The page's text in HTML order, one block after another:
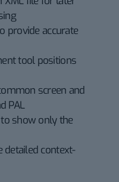
provide accurate
tool positions
screen and
PAL
show only the
detailed context-